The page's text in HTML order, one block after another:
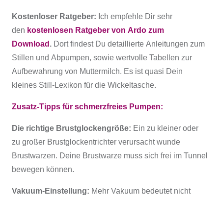
Kostenloser Ratgeber: Ich empfehle Dir sehr
den kostenlosen Ratgeber von Ardo zum
Download . Dort findest Du detaillierte Anleitungen zum
Stillen und Abpumpen, sowie wertvolle Tabellen zur
Aufbewahrung von Muttermilch. Es ist quasi Dein
kleines Still-Lexikon für die Wickeltasche.
Zusatz-Tipps für schmerzfreies Pumpen:
Die richtige Brustglockengröße: Ein zu kleiner oder
zu großer Brustglockentrichter verursacht wunde
Brustwarzen. Deine Brustwarze muss sich frei im Tunnel
bewegen können.
Vakuum-Einstellung: Mehr Vakuum bedeutet nicht